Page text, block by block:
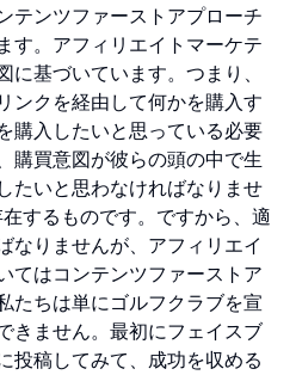
テンツファーストアプローチ
す。アフィリエイトマーケテ
に基づいています。つまり、
ンクを経由して何かを購入す
購入したいと思っている必要
購買意図が彼らの頭の中で生
たいと思わなければなりませ
するものです。ですから、適
なりませんが、アフィリエイ
てはコンテンツファーストア
たちは単にゴルフクラブを宣
きません。最初にフェイスブ
投稿してみて、成功を収める